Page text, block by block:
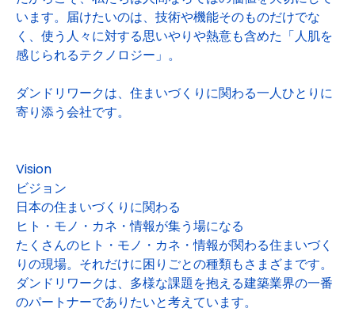
います。届けたいのは、技術や機能そのものだけでな
く、使う人々に対する思いやりや熱意も含めた「人肌を
感じられるテクノロジー」。
ダンドリワークは、住まいづくりに関わる一人ひとりに
寄り添う会社です。
Vision
ビジョン
日本の住まいづくりに関わる
ヒト・モノ・カネ・情報が集う場になる
たくさんのヒト・モノ・カネ・情報が関わる住まいづく
りの現場。それだけに困りごとの種類もさまざまです。
ダンドリワークは、多様な課題を抱える建築業界の一番
のパートナーでありたいと考えています。